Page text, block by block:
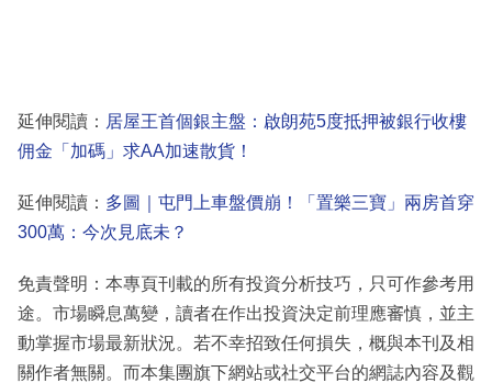
延伸閱讀： 居屋王首個銀主盤：啟朗苑5度抵押被銀行收樓
佣金「加碼」求AA加速散貨！
延伸閱讀： 多圖｜屯門上車盤價崩！「置樂三寶」兩房首穿
300萬：今次見底未？
免責聲明：本專頁刊載的所有投資分析技巧，只可作參考用
途。市場瞬息萬變，讀者在作出投資決定前理應審慎，並主
動掌握市場最新狀況。若不幸招致任何損失，概與本刊及相
關作者無關。而本集團旗下網站或社交平台的網誌內容及觀